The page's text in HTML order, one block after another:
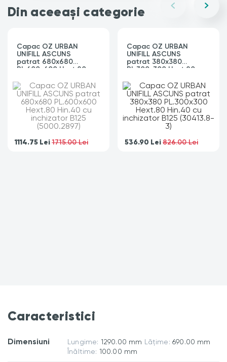
Din aceeași categorie
Capac OZ URBAN
UNIFILL ASCUNS
patrat 680x680
PL.600x600 Hext.80
B125 (5000.2897)
1114.75 Lei1715.00 Lei
Capac OZ URBAN
UNIFILL ASCUNS
patrat 380x380
PL.300x300 Hext.80
B125 (30413.8-3)
536.90 Lei826.00 Lei
Caracteristici
Dimensiuni Lungime: 1290.00 mm Lățime: 690.00 mm
Înăltime: 100.00 mm